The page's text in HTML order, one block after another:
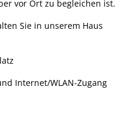
vor Ort zu begleichen ist.
Sie in unserem Haus
Internet/WLAN-Zugang